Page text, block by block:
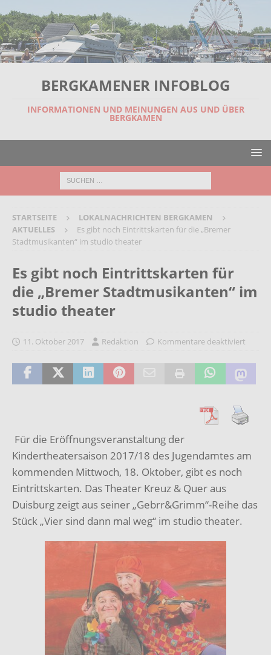
BERGKAMENER INFOBLOG
INFORMATIONEN UND MEINUNGEN AUS UND ÜBER
BERGKAMEN
STARTSEITE
LOKALNACHRICHTEN BERGKAMEN
AKTUELLES
Es gibt noch Eintrittskarten für die „Bremer
Stadtmusikanten“ im studio theater
Es gibt noch Eintrittskarten für
die „Bremer Stadtmusikanten“ im
studio theater
11. Oktober 2017 Redaktion Kommentare deaktiviert
Für die Eröffnungsveranstaltung der
Kindertheatersaison 2017/18 des Jugendamtes am
kommenden Mittwoch, 18. Oktober, gibt es noch
Eintrittskarten. Das Theater Kreuz & Quer aus
Duisburg zeigt aus seiner „Gebrr&Grimm“-Reihe das
Stück „Vier sind dann mal weg“ im studio theater.